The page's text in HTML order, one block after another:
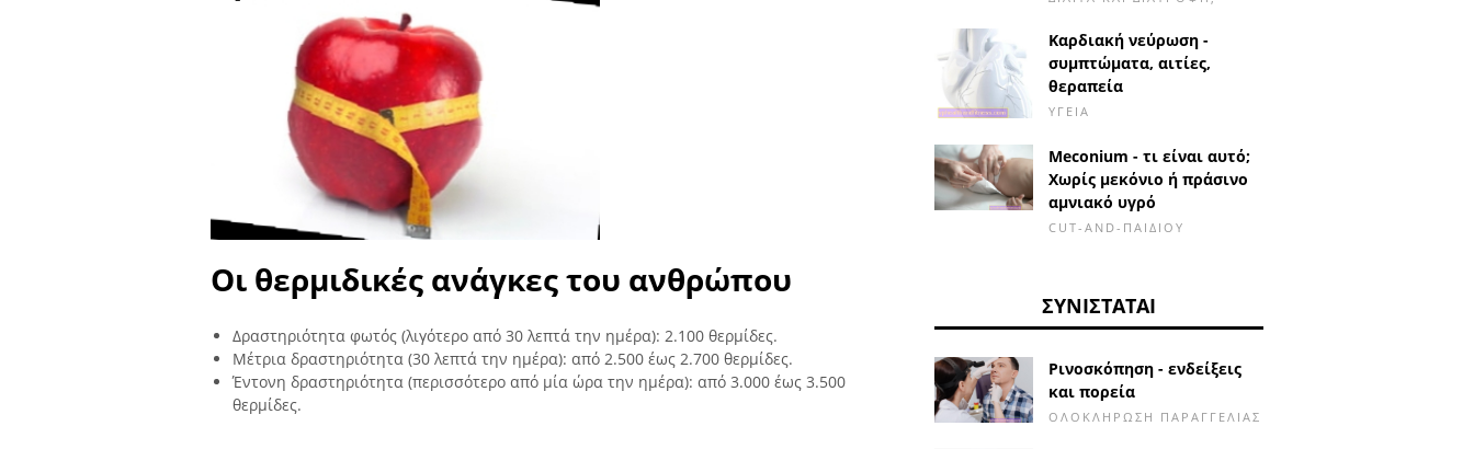
Οι θερμιδικές ανάγκες του ανθρώπου
Δραστηριότητα φωτός (λιγότερο από 30 λεπτά την ημέρα): 2.100 θερμίδες.
Μέτρια δραστηριότητα (30 λεπτά την ημέρα): από 2.500 έως 2.700 θερμίδες.
Έντονη δραστηριότητα (περισσότερο από μία ώρα την ημέρα): από 3.000 έως 3.500
θερμίδες.
Καρδιακή νεύρωση -
συμπτώματα, αιτίες,
θεραπεία
ΥΓΕΊΑ
Meconium - τι είναι αυτό;
Χωρίς μεκόνιο ή πράσινο
αμνιακό υγρό
CUT-AND-ΠΑΙΔΙΟΎ
ΣΥΝΙΣΤΆΤΑΙ
Ρινοσκόπηση - ενδείξεις
και πορεία
ΟΛΟΚΛΉΡΩΣΗ ΠΑΡΑΓΓΕΛΊΑΣ